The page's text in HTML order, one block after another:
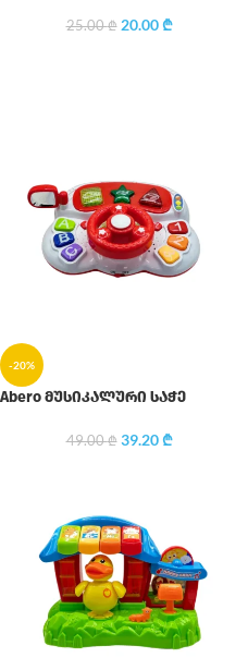
25.00₾ 20.00₾
-20%
Abero მუსიკალური საჭე
49.00₾ 39.20₾